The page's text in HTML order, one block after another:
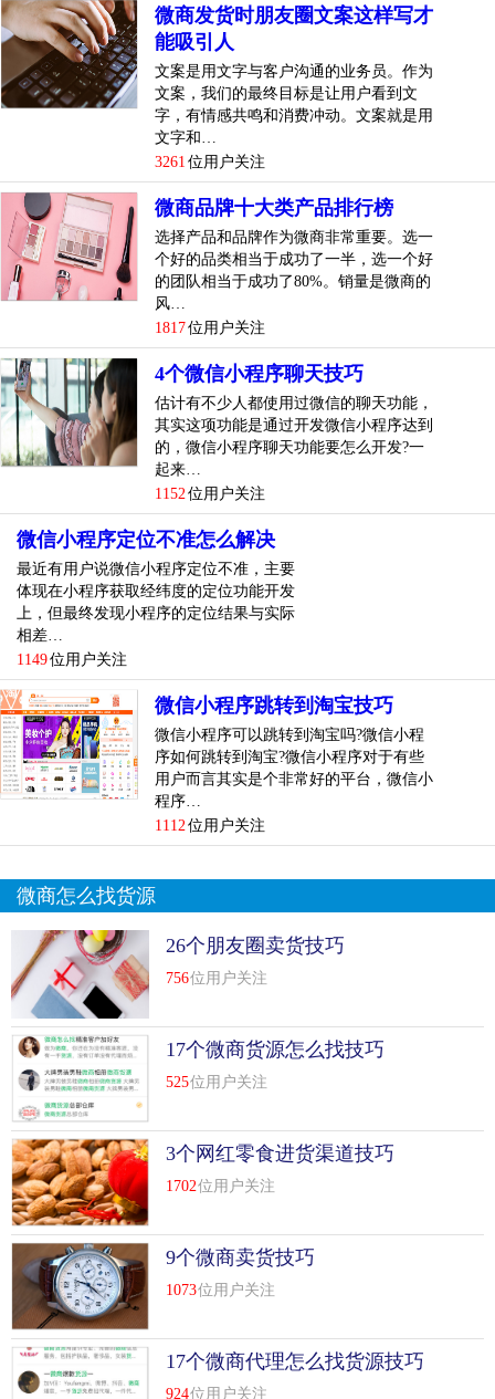
微商发货时朋友圈文案这样写才
能吸引人
文案是用文字与客户沟通的业务员。作为
文案，我们的最终目标是让用户看到文
字，有情感共鸣和消费冲动。文案就是用
文字和…
3261 位用户关注
微商品牌十大类产品排行榜
选择产品和品牌作为微商非常重要。选一
个好的品类相当于成功了一半，选一个好
的团队相当于成功了80%。销量是微商的
风…
1817位用户关注
4个微信小程序聊天技巧
估计有不少人都使用过微信的聊天功能，
其实这项功能是通过开发微信小程序达到
的，微信小程序聊天功能要怎么开发?一
起来…
1152 位用户关注
微信小程序定位不准怎么解决
最近有用户说微信小程序定位不准，主要
体现在小程序获取经纬度的定位功能开发
上，但最终发现小程序的定位结果与实际
相差…
1149位用户关注
微信小程序跳转到淘宝技巧
微信小程序可以跳转到淘宝吗?微信小程
序如何跳转到淘宝?微信小程序对于有些
用户而言其实是个非常好的平台，微信小
程序…
1112 位用户关注
微商怎么找货源
26个朋友圈卖货技巧
756位用户关注
17个微商货源怎么找技巧
525位用户关注
3个网红零食进货渠道技巧
1702位用户关注
9个微商卖货技巧
1073位用户关注
17个微商代理怎么找货源技巧
924位用户关注